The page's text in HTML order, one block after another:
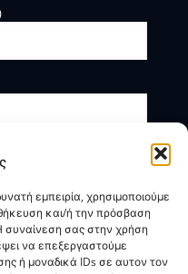
εμπειρία, χρησιμοποιούμε
και/ή την πρόσβαση
συναίνεση σας στην χρήση
να επεξεργαστούμε
ή μοναδικά IDs σε αυτον τον
και συμβουλευτικές